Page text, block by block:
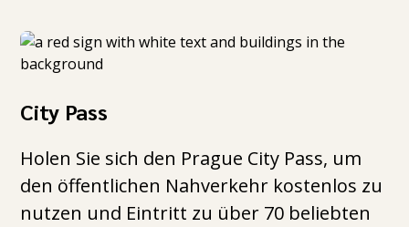
City Pass
Holen Sie sich den Prague City Pass, um
den öffentlichen Nahverkehr kostenlos zu
nutzen und Eintritt zu über 70 beliebten